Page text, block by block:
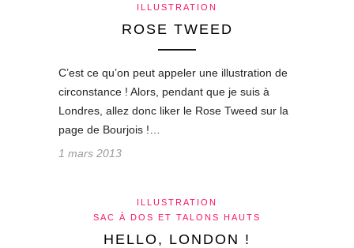
ILLUSTRATION
ROSE TWEED
C’est ce qu’on peut appeler une illustration de
circonstance ! Alors, pendant que je suis à
Londres, allez donc liker le Rose Tweed sur la
page de Bourjois !…
1 mars 2013
ILLUSTRATION
SAC À DOS ET TALONS HAUTS
HELLO, LONDON !